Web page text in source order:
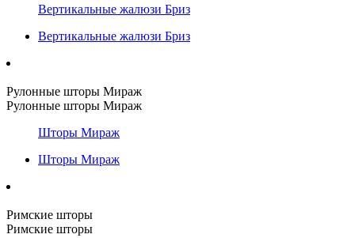
Вертикальные жалюзи Бриз
Вертикальные жалюзи Бриз
Рулонные шторы Мираж
Рулонные шторы Мираж
Шторы Мираж
Шторы Мираж
Римские шторы
Римские шторы